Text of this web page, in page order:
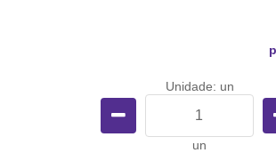
Unidade: un
un